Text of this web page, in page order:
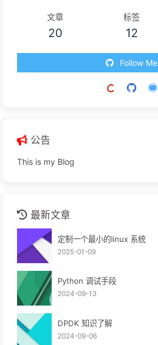
文章
20
标签
12
Follow Me
公告
This is my Blog
最新文章
定制一个最小的linux 系统
2025-01-09
Python 调试手段
2024-09-13
DPDK 知识了解
2024-09-06